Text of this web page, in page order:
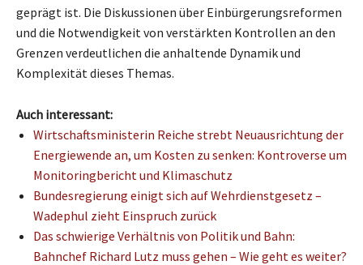
geprägt ist. Die Diskussionen über Einbürgerungsreformen
und die Notwendigkeit von verstärkten Kontrollen an den
Grenzen verdeutlichen die anhaltende Dynamik und
Komplexität dieses Themas.
Auch interessant:
Wirtschaftsministerin Reiche strebt Neuausrichtung der
Energiewende an, um Kosten zu senken: Kontroverse um
Monitoringbericht und Klimaschutz
Bundesregierung einigt sich auf Wehrdienstgesetz –
Wadephul zieht Einspruch zurück
Das schwierige Verhältnis von Politik und Bahn:
Bahnchef Richard Lutz muss gehen – Wie geht es weiter?